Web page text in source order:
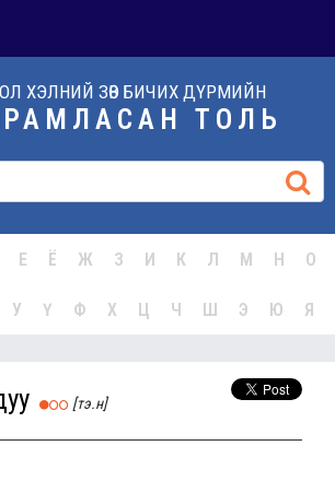
ХЭЛНИЙ ЗӨВ БИЧИХ ДҮРМИЙН
ТОЛЬ
Е Ё Ж З И К Л М Н О
У Ү Ф Х Ц Ч Ш Э Ю Я
[тэ.н]